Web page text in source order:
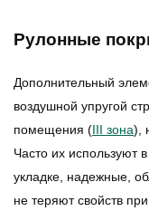
Рулонные
Дополнительный
воздушной упругой
помещения (III зона),
Часто их используют
укладке, надежные,
не теряют свойств